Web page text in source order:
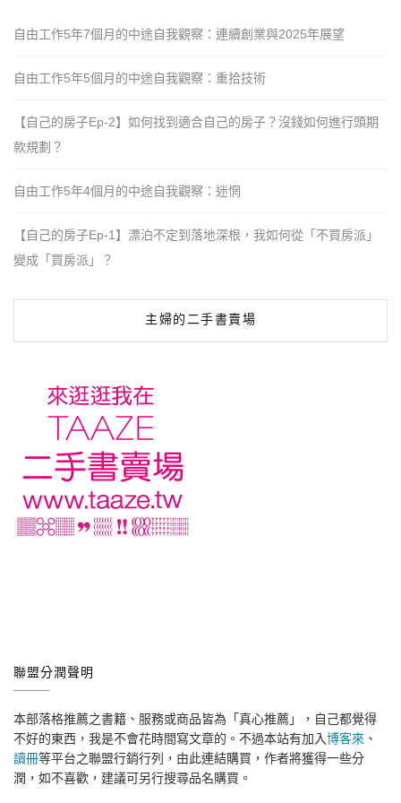
自由工作5年7個月的中途自我觀察：連續創業與2025年展望
自由工作5年5個月的中途自我觀察：重拾技術
【自己的房子Ep-2】如何找到適合自己的房子？沒錢如何進行頭期
款規劃？
自由工作5年4個月的中途自我觀察：迷惘
【自己的房子Ep-1】漂泊不定到落地深根，我如何從「不買房派」
變成「買房派」？
主婦的二手書賣場
聯盟分潤聲明
本部落格推薦之書籍、服務或商品皆為「真心推薦」，自己都覺得
不好的東西，我是不會花時間寫文章的。不過本站有加入博客來 、
讀冊等平台之聯盟行銷行列，由此連結購買，作者將獲得一些分
潤，如不喜歡，建議可另行搜尋品名購買。